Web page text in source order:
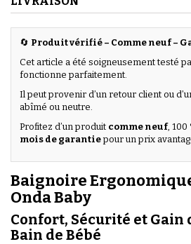
🔄 Produit vérifié – Comme neuf –
Cet article a été soigneusement testé
fonctionne parfaitement.
Il peut provenir d’un retour client ou
abîmé ou neutre.
Profitez d’un produit comme neuf, 100
mois de garantiepour un prix
Baignoire
Onda Baby
Confort, Sécurité et Gain
Bain de Bébé